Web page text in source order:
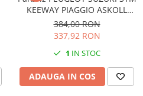
KEEWAY PIAGGIO ASKOLL
Symphony S 50-125-150-151
(09 - 20) Goccia 50 (09 - 11)
Tweet 50-125-150 (10 - 22)
Liberty 50-125-150-200 (02 -
08)
384,00 RON
337,92 RON
1 IN STOC
ADAUGA IN COS